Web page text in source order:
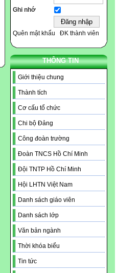
Ghi nhớ
Quên mật khẩu ĐK thành viên
THÔNG TIN
Giới thiệu chung
Thành tích
Cơ cấu tổ chức
Chi bộ Đảng
Công đoàn trường
Đoàn TNCS Hồ Chí Minh
Đội TNTP Hồ Chí Minh
Hội LHTN Việt Nam
Danh sách giáo viên
Danh sách lớp
Văn bản ngành
Thời khóa biểu
Tin tức